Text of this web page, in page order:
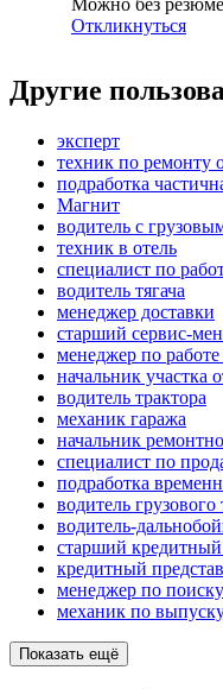
Можно без резюме
Откликнуться
Другие
эксперт
техник по ремонту
подработка
Магнит
водитель с
техник в отель
специалист по
водитель тягача
менеджер доставки
старший сервис-
менеджер по
начальник участка
водитель трактора
механик гаража
начальник
специалист по
подработка
водитель грузового
водитель-
старший
кредитный
менеджер по
механик по
Показать ещё